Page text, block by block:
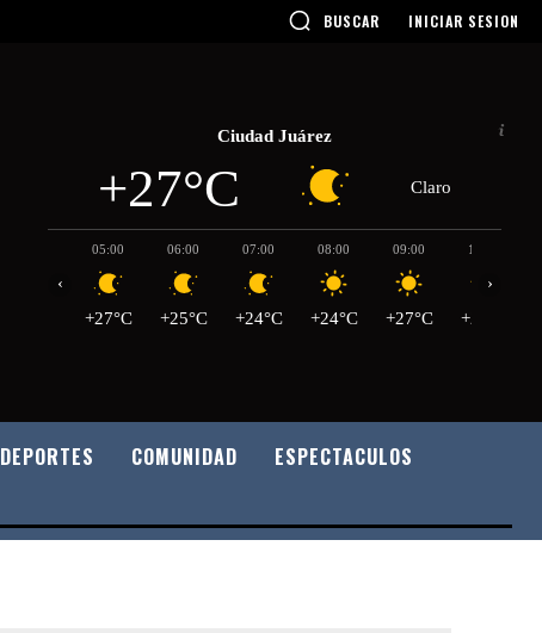
BUSCAR INICIAR SESION
Ciudad Juárez
+27°C Claro
05:00
+27°C
06:00
+25°C
07:00
+24°C
08:00
+24°C
09:00
+27°C
10:00
+29°C
‹ ›
DEPORTES COMUNIDAD
ESPECTACULOS